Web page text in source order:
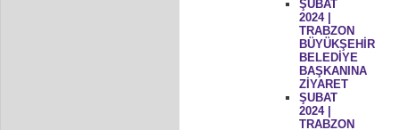
ŞUBAT
2024 |
TRABZON
BÜYÜKŞEHİR
BELEDİYE
BAŞKANINA
ZİYARET
ŞUBAT
2024 |
TRABZON